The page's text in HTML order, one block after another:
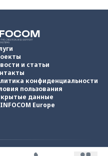
и статьи
конфиденциальности
пользования
данные
Europe
Все права защищены